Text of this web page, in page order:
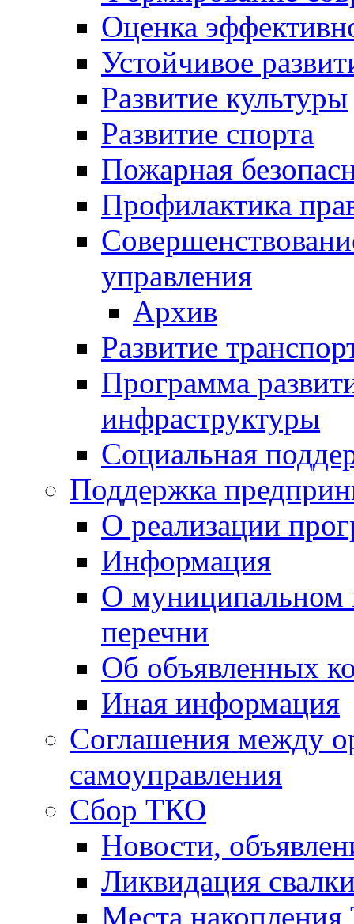
Оценка
Устойчивое
Развитие культуры
Развитие спорта
Пожарная
Профилактика
управления
Архив
Развитие
Программа
инфраструктуры
Социальная
Поддержка
О реализации
Информация
О муниципальном
перечни
Об объявленных
Иная информация
Соглашения между
самоуправления
Сбор ТКО
Новости,
Ликвидация
Места